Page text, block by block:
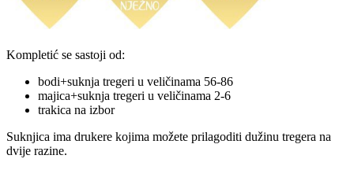
Kompletić se sastoji od:
bodi+suknja tregeri u veličinama 56-86
majica+suknja tregeri u veličinama 2-6
trakica na izbor
Suknjica ima drukere kojima možete prilagoditi dužinu tregera na
dvije razine.